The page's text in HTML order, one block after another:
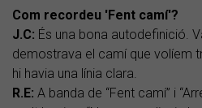
Com recordeu 'Fent camí'?
J.C: És una bona autodefinició.
demostrava el camí que volíem
hi havia una línia clara.
R.E: A banda de “Fent camí” i